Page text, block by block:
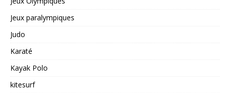
Jeux paralympiques
Judo
Karaté
Kayak Polo
kitesurf